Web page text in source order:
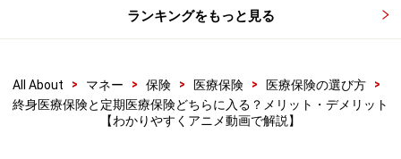
変わり、長期間続けていくと終身医療保険の保険料を上
回る可能性が高いです。
終身医療保険と定期医療保険の主な違いは保障期間です
ランキングをもっと見る
All About > マネー > 保険 > 医療保険 > 医療保険の選び方
>
終身医療保険と定期医療保険どちらに入る？メリット・デメリット
【わかりやすくアニメ動画で解説】